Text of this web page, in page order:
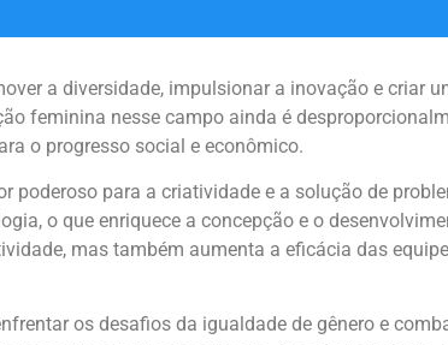
a diversidade, impulsionar a inovação e criar
feminina nesse campo ainda é
o progresso social e econômico.
poderoso para a criatividade e a solução de
o que enriquece a concepção e o
mas também aumenta a eficácia das
os desafios da igualdade de gênero e